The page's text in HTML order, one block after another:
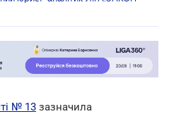
№ 13 зазначила